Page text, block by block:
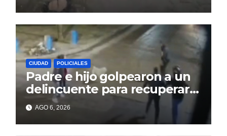
CIUDAD POLICIALES
Padre e hijo golpearon a un
delincuente para recuperar
un celular robado en Berisso
AGO 6, 2026